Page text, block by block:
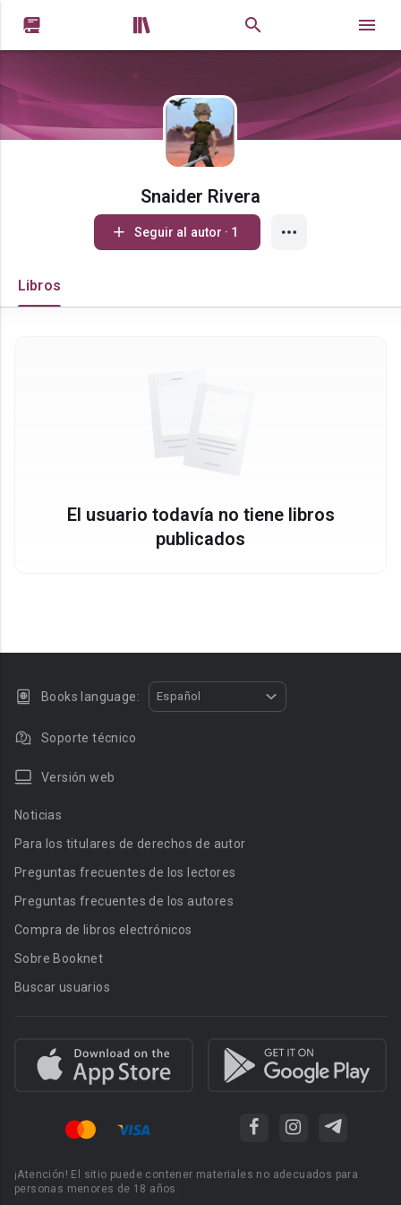
 
Snaider Rivera
Seguir al autor · 1
Libros
El usuario todavía no tiene libros
publicados
Books language: Español
Soporte técnico
Versión web
Noticias
Para los titulares de derechos de autor
Preguntas frecuentes de los lectores
Preguntas frecuentes de los autores
Compra de libros electrónicos
Sobre Booknet
Buscar usuarios
¡Atención! El sitio puede contener materiales no adecuados para
personas menores de 18 años.